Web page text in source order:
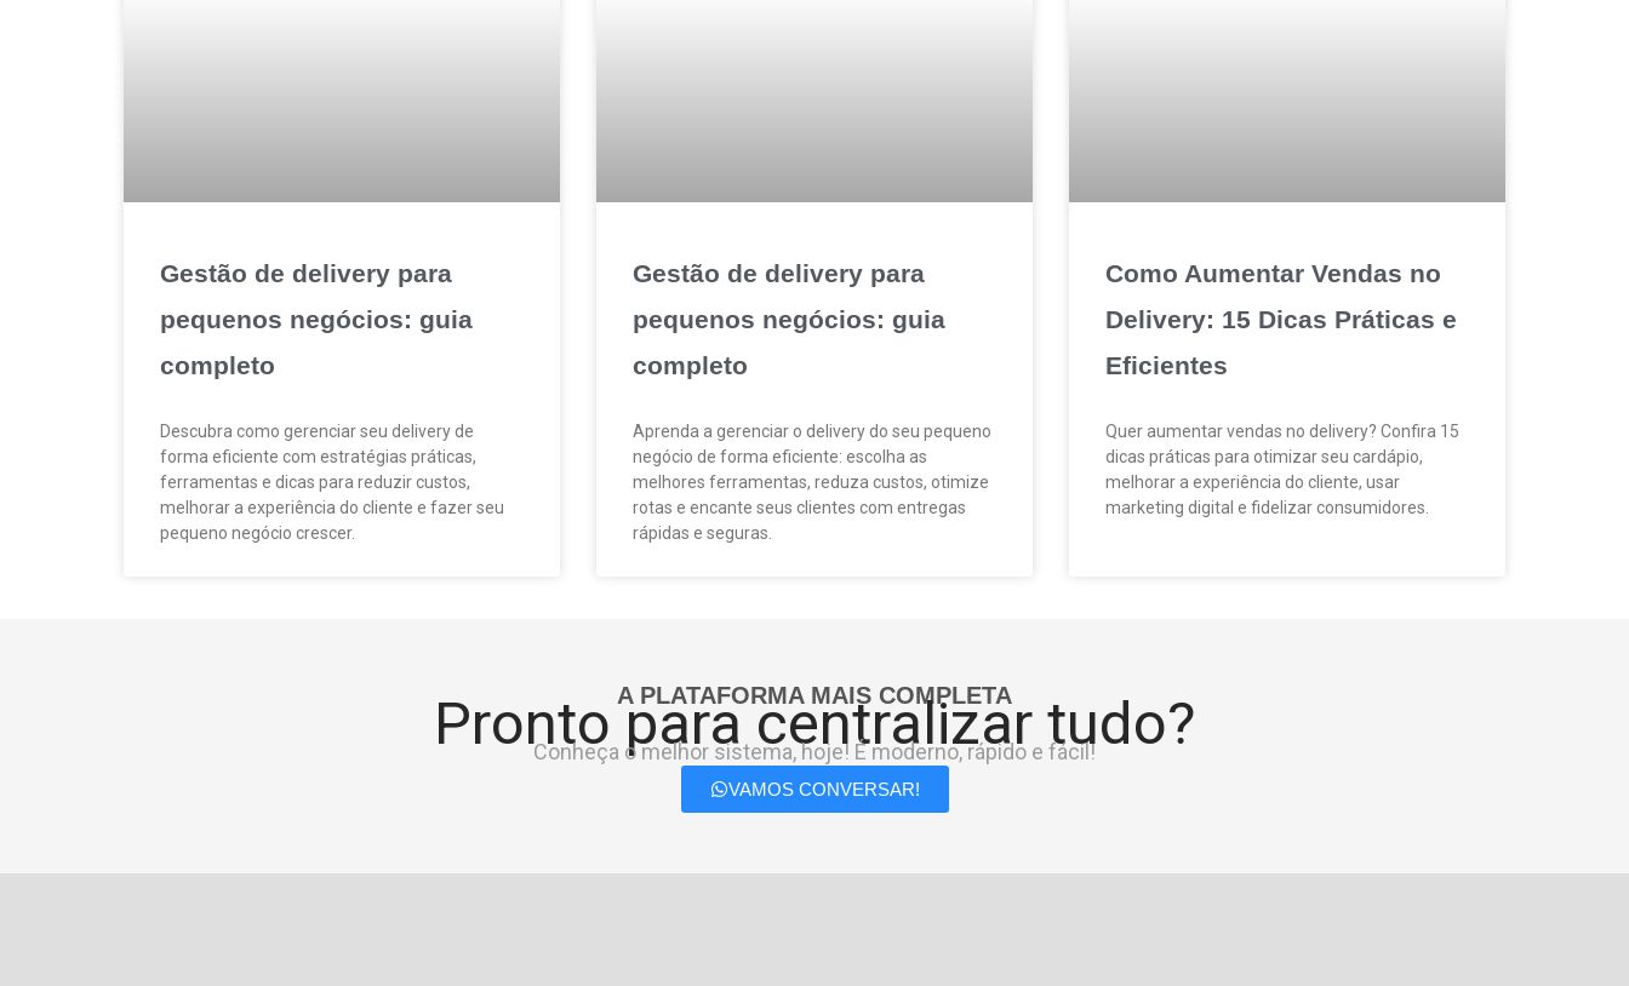
Gestão de delivery para
pequenos negócios: guia
completo
Descubra como gerenciar seu delivery de
forma eficiente com estratégias práticas,
ferramentas e dicas para reduzir custos,
melhorar a experiência do cliente e fazer seu
pequeno negócio crescer.
Gestão de delivery para
pequenos negócios: guia
completo
Aprenda a gerenciar o delivery do seu pequeno
negócio de forma eficiente: escolha as
melhores ferramentas, reduza custos, otimize
rotas e encante seus clientes com entregas
rápidas e seguras.
Como Aumentar Vendas no
Delivery: 15 Dicas Práticas e
Eficientes
Quer aumentar vendas no delivery? Confira 15
dicas práticas para otimizar seu cardápio,
melhorar a experiência do cliente, usar
marketing digital e fidelizar consumidores.
A PLATAFORMA MAIS COMPLETA
Pronto para centralizar tudo?
Conheça o melhor sistema, hoje! É moderno, rápido e fácil!
VAMOS CONVERSAR!